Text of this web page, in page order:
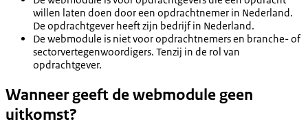
willen laten doen door een opdrachtnemer in Nederland.
De opdrachtgever heeft zijn bedrijf in Nederland.
De webmodule is niet voor opdrachtnemers en branche- of
sectorvertegenwoordigers. Tenzij in de rol van
opdrachtgever.
Wanneer geeft de webmodule geen
uitkomst?